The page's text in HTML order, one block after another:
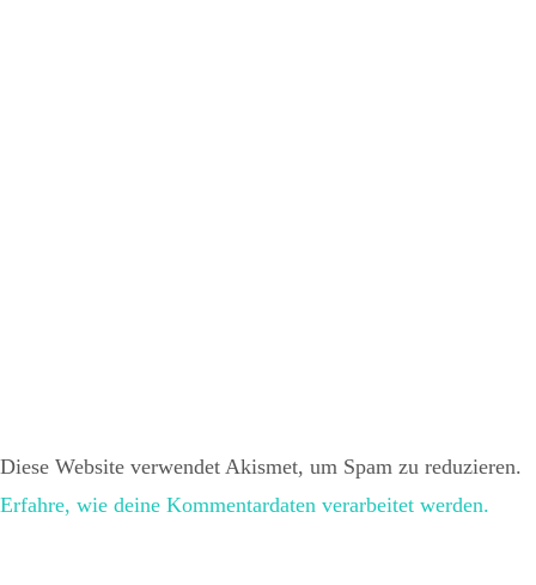
Diese Website verwendet Akismet, um Spam zu reduzieren.
Erfahre, wie deine Kommentardaten verarbeitet werden.